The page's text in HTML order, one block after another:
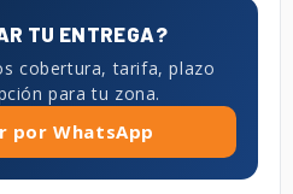
TU ENTREGA?
cobertura, tarifa, plazo
para tu zona.
por WhatsApp